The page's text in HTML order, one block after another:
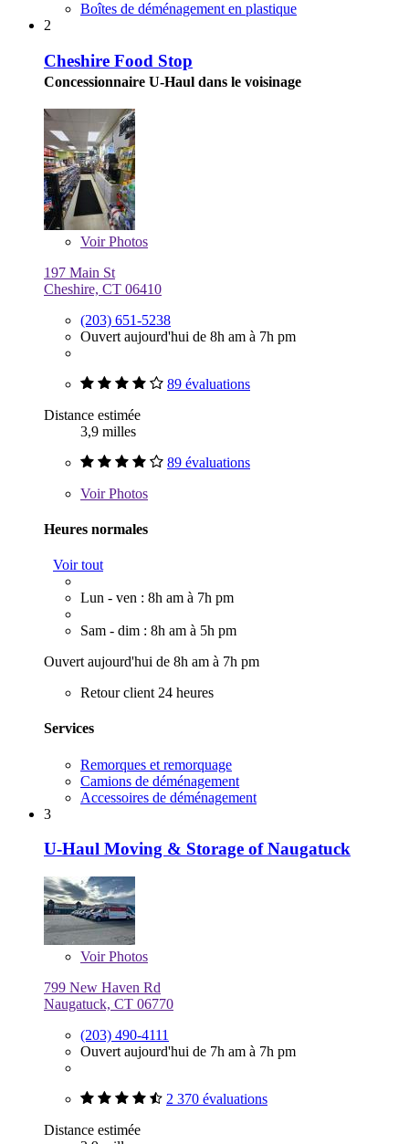
Boîtes de déménagement en plastique
2
Cheshire Food Stop
Concessionnaire U-Haul dans le voisinage
VoirPhotos
197 Main St
Cheshire, CT 06410
(203) 651-5238
Ouvert aujourd'hui de 8h am à 7h pm
89 évaluations
Distance estimée
3,9 milles
89 évaluations
VoirPhotos
Heures normales
Voir tout
Lun - ven : 8h am à 7h pm
Sam - dim : 8h am à 5h pm
Ouvert aujourd'hui de 8h am à 7h pm
Retour client 24 heures
Services
Remorques et remorquage
Camions de déménagement
Accessoires de déménagement
3
U-Haul Moving & Storage of Naugatuck
VoirPhotos
799 New Haven Rd
Naugatuck, CT 06770
(203) 490-4111
Ouvert aujourd'hui de 7h am à 7h pm
2 370 évaluations
Distance estimée